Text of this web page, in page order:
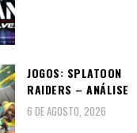
JOGOS: SPLATOON
RAIDERS – ANÁLISE
6 DE AGOSTO, 2026